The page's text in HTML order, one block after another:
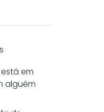
em
alguém